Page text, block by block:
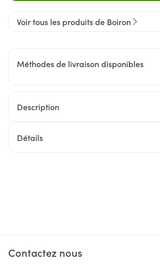
Voir tous les produits de Boiron
Méthodes de livraison disponibles
Description
Détails
Contactez nous